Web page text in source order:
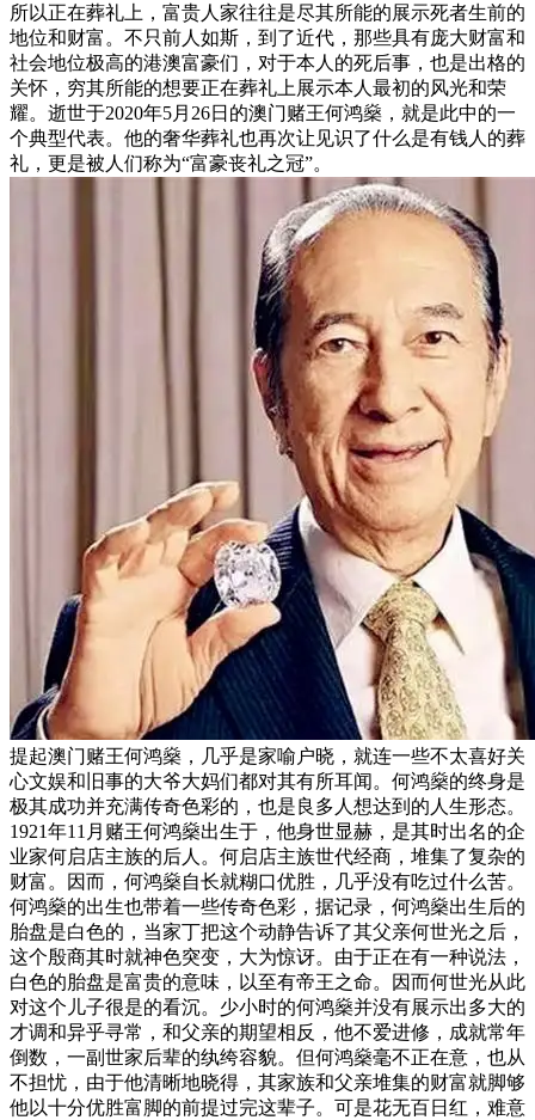
所以正在葬礼上，富贵人家往往是尽其所能的展示死者生前的
地位和财富。不只前人如斯，到了近代，那些具有庞大财富和
社会地位极高的港澳富豪们，对于本人的死后事，也是出格的
关怀，穷其所能的想要正在葬礼上展示本人最初的风光和荣
耀。逝世于2020年5月26日的澳门赌王何鸿燊，就是此中的一
个典型代表。他的奢华葬礼也再次让见识了什么是有钱人的葬
礼，更是被人们称为“富豪丧礼之冠”。
提起澳门赌王何鸿燊，几乎是家喻户晓，就连一些不太喜好关
心文娱和旧事的大爷大妈们都对其有所耳闻。何鸿燊的终身是
极其成功并充满传奇色彩的，也是良多人想达到的人生形态。
1921年11月赌王何鸿燊出生于，他身世显赫，是其时出名的企
业家何启店主族的后人。何启店主族世代经商，堆集了复杂的
财富。因而，何鸿燊自长就糊口优胜，几乎没有吃过什么苦。
何鸿燊的出生也带着一些传奇色彩，据记录，何鸿燊出生后的
胎盘是白色的，当家丁把这个动静告诉了其父亲何世光之后，
这个殷商其时就神色突变，大为惊讶。由于正在有一种说法，
白色的胎盘是富贵的意味，以至有帝王之命。因而何世光从此
对这个儿子很是的看沉。少小时的何鸿燊并没有展示出多大的
才调和异乎寻常，和父亲的期望相反，他不爱进修，成就常年
倒数，一副世家后辈的纨绔容貌。但何鸿燊毫不正在意，也从
不担忧，由于他清晰地晓得，其家族和父亲堆集的财富就脚够
他以十分优胜富脚的前提过完这辈子。可是花无百日红，难意